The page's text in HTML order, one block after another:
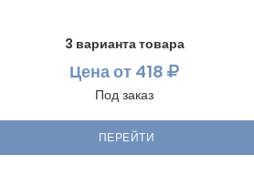
3 варианта товара
Ценаот 418
Под заказ
ПЕРЕЙТИ